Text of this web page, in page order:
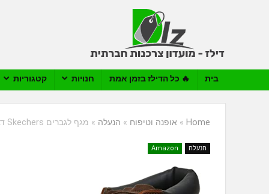
בית 🔥 כל הדילז בזמן אמת חנויות קטגוריות
Home
» אופנה וטיפוח » הנעלה » מגף לגברים Skechers דגם Sargeants-Verdict
הנעלה Amazon